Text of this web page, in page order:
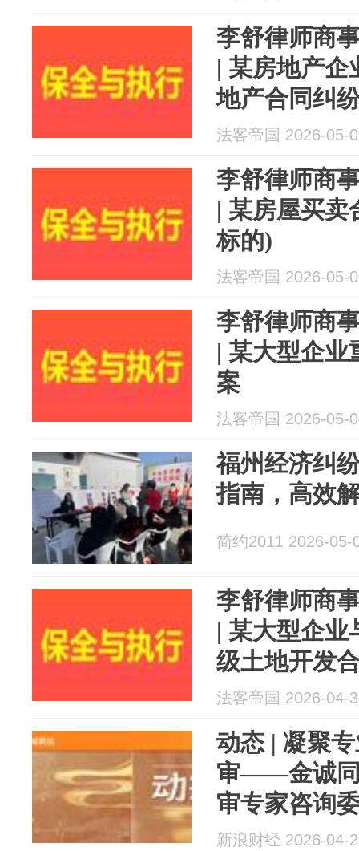
李舒律师商
| 某房地产企
地产合同纠
法客帝国 2026-05-
李舒律师商
| 某房屋买卖
标的)
法客帝国 2026-05-
李舒律师商
| 某大型企业
案
法客帝国 2026-05-
福州经济纠
指南，高效
简约2011 2026-05-
李舒律师商
| 某大型企业
级土地开发
法客帝国 2026-04-
动态 | 凝聚
审——金诚同
审专家咨询
讨会...
新浪财经 2026-04-